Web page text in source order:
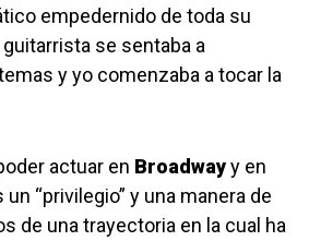
empedernido de toda su
se sentaba a
y yo comenzaba a tocar la
actuar en Broadwayy en
un “privilegio” y una manera de
de una trayectoria en la cual ha